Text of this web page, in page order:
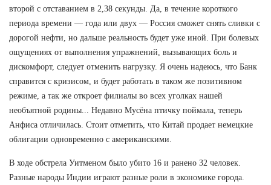
второй с отставанием в 2,38 секунды. Да, в течение короткого
периода времени — года или двух — Россия сможет снять сливки с
дорогой нефти, но дальше реальность будет уже иной. При болевых
ощущениях от выполнения упражнений, вызывающих боль и
дискомфорт, следует отменить нагрузку. Я очень надеюсь, что Банк
справится с кризисом, и будет работать в таком же позитивном
режиме, а так же откроет филиалы во всех уголках нашей
необъятной родины... Недавно Мусёна птичку поймала, теперь
Анфиса отличилась. Стоит отметить, что Китай продает немецкие
облигации одновременно с американскими.
В ходе обстрела Уитменом было убито 16 и ранено 32 человек.
Разные народы Индии играют разные роли в экономике города.